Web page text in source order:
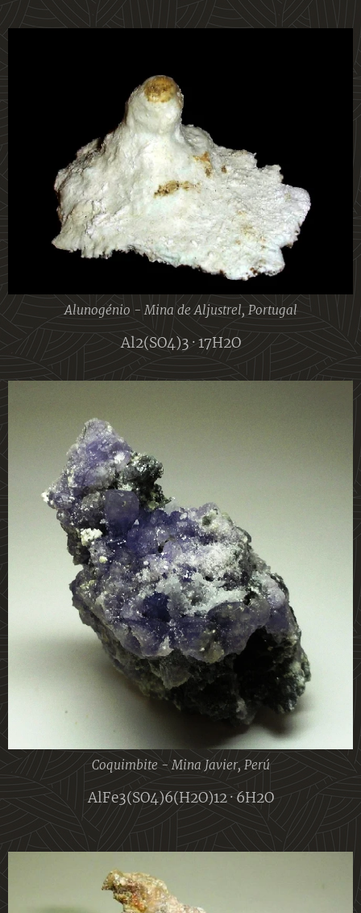
Alunogénio - Mina de Aljustrel, Portugal
Al2(SO4)3 · 17H2O
Coquimbite - Mina Javier, Perú
AlFe3(SO4)6(H2O)12 · 6H2O